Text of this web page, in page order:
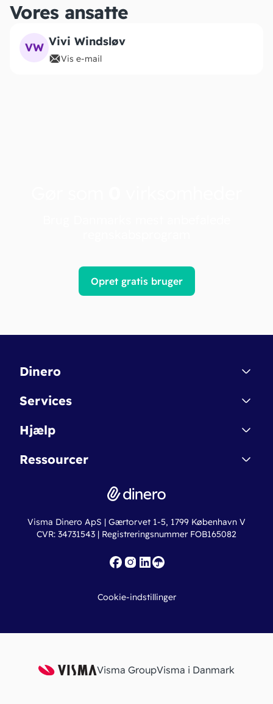
Vores ansatte
VW Vivi Windsløv
Vis e-mail
Opret gratis bruger
Dinero
Kontakt
Betingelser & Sikkerhed
Nye funktioner
Services
Dinero Starter
Dinero Pro
Erhvervslån
Fakturaskabeloner
Hjælp
Regnskabsordbogen
Online regnskabskurser
Ressourcer
Ny virksomhed
Iværksætterlegat
Visma Dinero ApS | Gærtorvet 1-5, 1799 København V
CVR: 34731543 | Registreringsnummer FOB165082
Cookie-indstillinger
Visma GroupVisma i Danmark